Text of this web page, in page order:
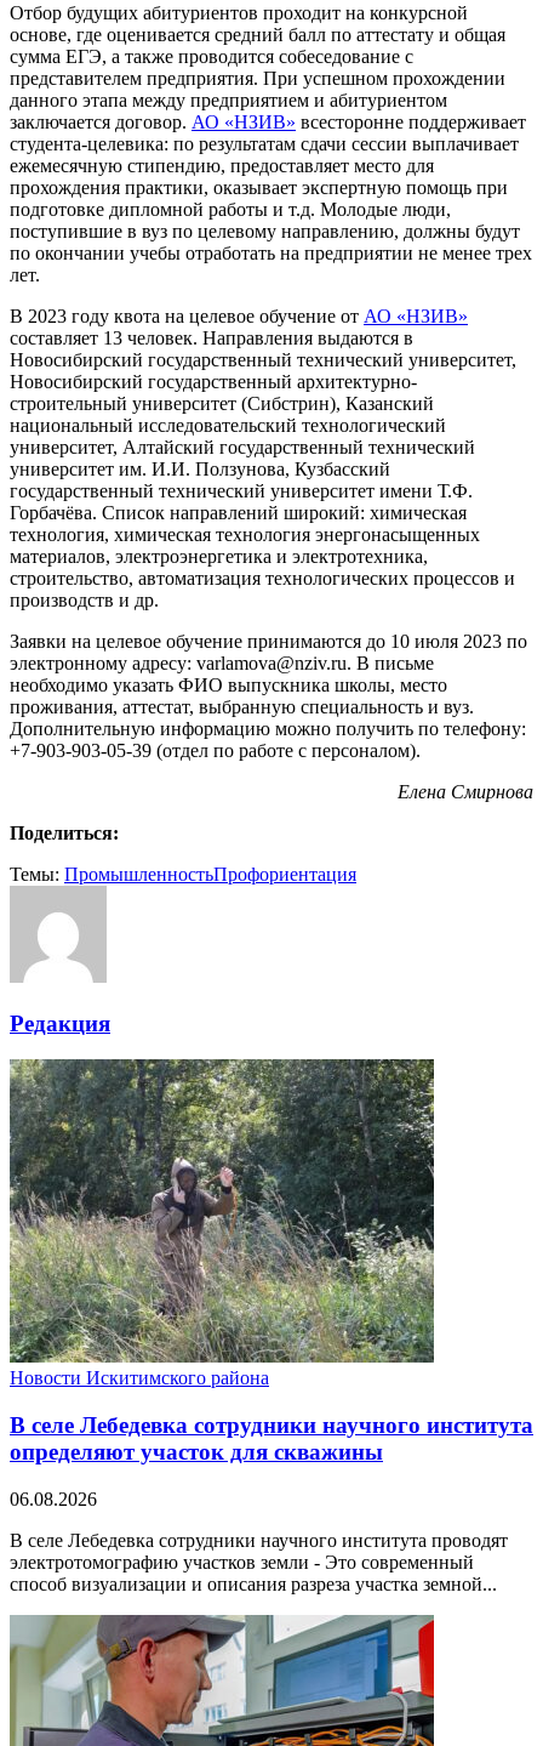
Отбор будущих абитуриентов проходит на конкурсной
основе, где оценивается средний балл по аттестату и общая
сумма ЕГЭ, а также проводится собеседование с
представителем предприятия. При успешном прохождении
данного этапа между предприятием и абитуриентом
заключается договор. АО «НЗИВ» всесторонне поддерживает
студента-целевика: по результатам сдачи сессии выплачивает
ежемесячную стипендию, предоставляет место для
прохождения практики, оказывает экспертную помощь при
подготовке дипломной работы и т.д. Молодые люди,
поступившие в вуз по целевому направлению, должны будут
по окончании учебы отработать на предприятии не менее трех
лет.
В 2023 году квота на целевое обучение от АО «НЗИВ»
составляет 13 человек. Направления выдаются в
Новосибирский государственный технический университет,
Новосибирский государственный архитектурно-
строительный университет (Сибстрин), Казанский
национальный исследовательский технологический
университет, Алтайский государственный технический
университет им. И.И. Ползунова, Кузбасский
государственный технический университет имени Т.Ф.
Горбачёва. Список направлений широкий: химическая
технология, химическая технология энергонасыщенных
материалов, электроэнергетика и электротехника,
строительство, автоматизация технологических процессов и
производств и др.
Заявки на целевое обучение принимаются до 10 июля 2023 по
электронному адресу: varlamova@nziv.ru. В письме
необходимо указать ФИО выпускника школы, место
проживания, аттестат, выбранную специальность и вуз.
Дополнительную информацию можно получить по телефону:
+7-903-903-05-39 (отдел по работе с персоналом).
Елена Смирнова
Поделиться:
Темы: ПромышленностьПрофориентация
Редакция
Новости Искитимского района
В селе Лебедевка сотрудники научного института
определяют участок для скважины
06.08.2026
В селе Лебедевка сотрудники научного института проводят
электротомографию участков земли - Это современный
способ визуализации и описания разреза участка земной...